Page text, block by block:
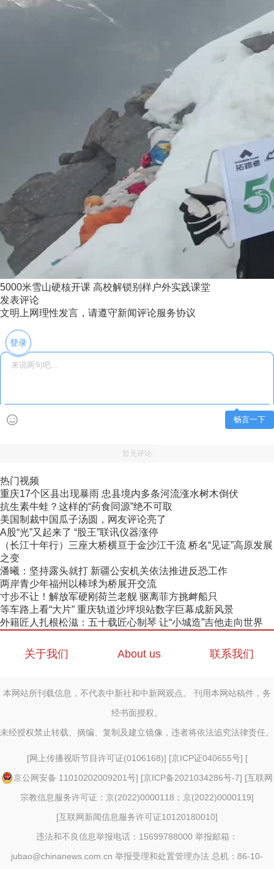
5000米雪山硬核开课 高校解锁别样户外实践课堂
发表评论
文明上网理性发言，请遵守新闻评论服务协议
登录
畅言一下
暂无评论
热门视频
重庆17个区县出现暴雨 忠县境内多条河流涨水树木倒伏
抗生素牛蛙？这样的“药食同源”绝不可取
美国制裁中国瓜子汤圆，网友评论亮了
A股“光”又起来了 “股王”联讯仪器涨停
（长江十年行）三座大桥横亘于金沙江干流 桥名“见证”高原发展
之变
潘曦：坚持露头就打 新疆公安机关依法推进反恐工作
两岸青少年福州以棒球为桥展开交流
寸步不让！解放军硬刚荷兰老舰 驱离菲方挑衅船只
等车路上看“大片” 重庆轨道沙坪坝站数字巨幕成新风景
外籍匠人扎根松滋：五十载匠心制琴 让“小城造”吉他走向世界
关于我们 About us 联系我们
本网站所刊载信息，不代表中新社和中新网观点。 刊用本网站稿件，务
经书面授权。
未经授权禁止转载、摘编、复制及建立镜像，违者将依法追究法律责任。
[网上传播视听节目许可证(0106168)] [京ICP证040655号] [
京公网安备 11010202009201号] [京ICP备2021034286号-7] [互联网
宗教信息服务许可证：京(2022)0000118；京(2022)0000119]
[互联网新闻信息服务许可证10120180010]
违法和不良信息举报电话：15699788000 举报邮箱：
jubao@chinanews.com.cn 举报受理和处置管理办法 总机：86-10-